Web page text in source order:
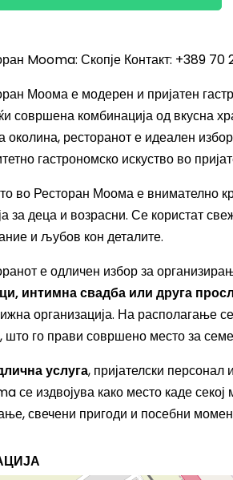
Mooma: Скопје Контакт: +389 70
Моома е модерен и пријатен
совршена комбинација од вкусна
околина, ресторанот е идеален
гастрономско искуство во
во Ресторан Моома е внимателно
за деца и возрасни. Се користат
и љубов кон деталите.
е одличен избор за
интимна свадба или друга
организација. На располагање
, што го прави совршено место за
услуга, пријателски
се издвојува како место каде
свечени пригоди и посебни